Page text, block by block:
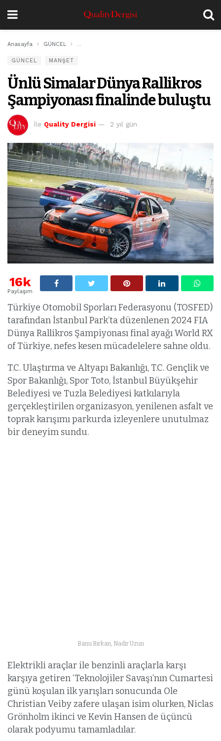
Anasayfa GÜNCEL Ünlü Simalar Dünya Rallikros Şampiyonası
GÜNCEL MANŞET
Ünlü Simalar Dünya Rallikros
Şampiyonası finalinde buluştu
İle Quality Dergisi 2 yıl gün
16k
Paylaşım
Türkiye Otomobil Sporları Federasyonu (TOSFED)
tarafından İstanbul Park’ta düzenlenen 2024 FIA
Dünya Rallikros Şampiyonası final ayağı World RX
of Türkiye, nefes kesen mücadelelere sahne oldu.
T.C. Ulaştırma ve Altyapı Bakanlığı, T.C. Gençlik ve
Spor Bakanlığı, Spor Toto, İstanbul Büyükşehir
Belediyesi ve Tuzla Belediyesi katkılarıyla
gerçekleştirilen organizasyon, yenilenen asfalt ve
toprak karışımı parkurda izleyenlere unutulmaz
bir deneyim sundu.
Banu Birkan, Nadir Uzun
Elektrikli araçlar ile benzinli araçlarla karşı
karşıya getiren ‘Teknolojiler Savaşı’nın Cumartesi
günü koşulan ilk yarışları sonucunda Ole
Christian Veiby zafere ulaşan isim olurken, Niclas
Grönholm ikinci ve Kevin Hansen de üçüncü
olarak podyumu tamamladılar.